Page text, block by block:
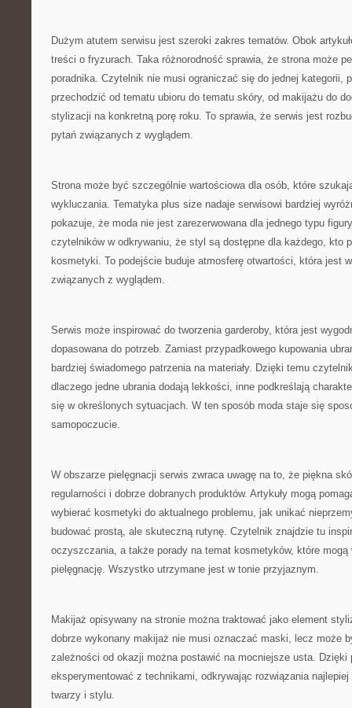
Dużym atutem serwisu jest szeroki zakres tematów. Obok
treści o fryzurach. Taka różnorodność sprawia, że strona może
poradnika. Czytelnik nie musi ograniczać się do jednej kategorii,
przechodzić od tematu ubioru do tematu skóry, od makijażu do
stylizacji na konkretną porę roku. To sprawia, że serwis jest
pytań związanych z wyglądem.
Strona może być szczególnie wartościowa dla osób, które
wykluczania. Tematyka plus size nadaje serwisowi bardziej
pokazuje, że moda nie jest zarezerwowana dla jednego typu
czytelników w odkrywaniu, że styl są dostępne dla każdego, kto
kosmetyki. To podejście buduje atmosferę otwartości, która jest
związanych z wyglądem.
Serwis może inspirować do tworzenia garderoby, która jest
dopasowana do potrzeb. Zamiast przypadkowego kupowania
bardziej świadomego patrzenia na materiały. Dzięki temu
dlaczego jedne ubrania dodają lekkości, inne podkreślają
się w określonych sytuacjach. W ten sposób moda staje się
samopoczucie.
W obszarze pielęgnacji serwis zwraca uwagę na to, że piękna
regularności i dobrze dobranych produktów. Artykuły mogą
wybierać kosmetyki do aktualnego problemu, jak unikać
budować prostą, ale skuteczną rutynę. Czytelnik znajdzie tu
oczyszczania, a także porady na temat kosmetyków, które mogą
pielęgnację. Wszystko utrzymane jest w tonie przyjaznym.
Makijaż opisywany na stronie można traktować jako element
dobrze wykonany makijaż nie musi oznaczać maski, lecz może
zależności od okazji można postawić na mocniejsze usta. Dzięki
eksperymentować z technikami, odkrywając rozwiązania najlepiej
twarzy i stylu.